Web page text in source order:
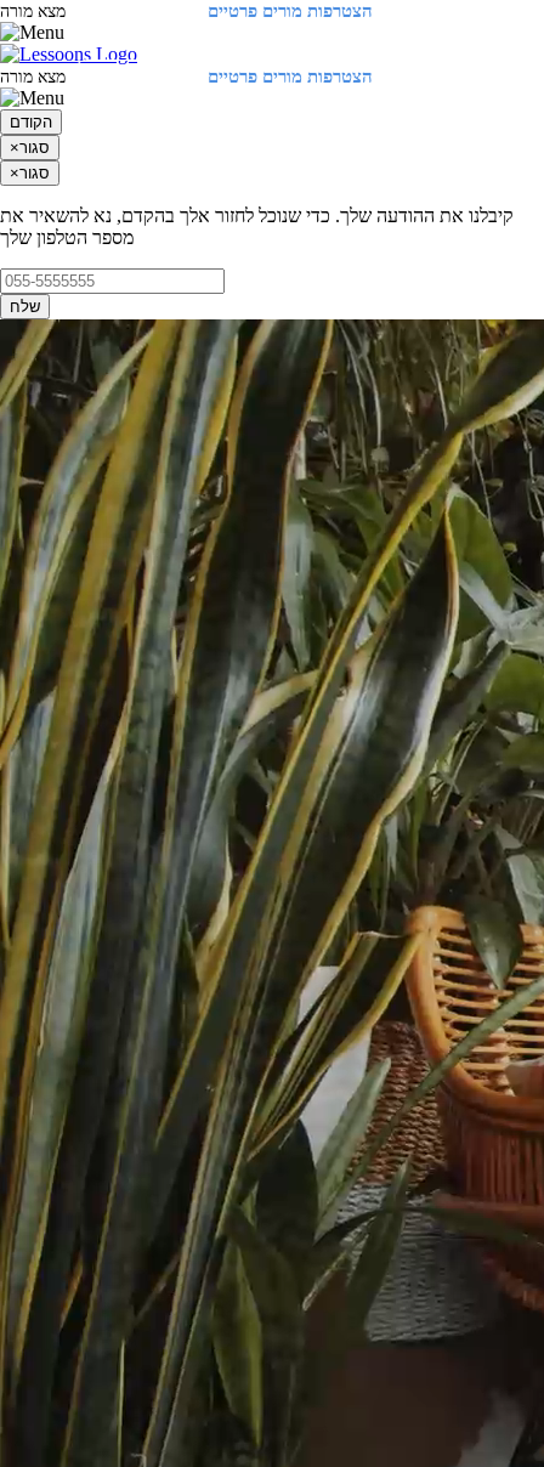
הצטרפות מורים פרטיים מצא מורה
הצטרפות מורים פרטיים מצא מורה
הקודם
×סגור
×סגור
קיבלנו את ההודעה שלך. כדי שנוכל לחזור אלך בהקדם, נא להשאיר את
מספר הטלפון שלך
שלח